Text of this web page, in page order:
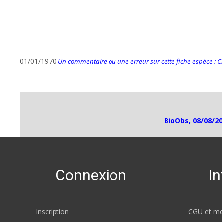
01/01/1970 Un commentaire ou une erreur sur cette fiche espèce :
BioObs, 08/08/
Connexion
Inscription CGU et